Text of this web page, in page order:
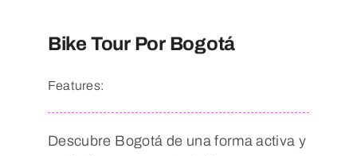
Bike Tour Por Bogotá
Features:
Descubre Bogotá de una forma activa y